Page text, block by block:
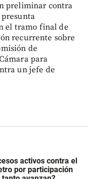
preliminar contra
el tramo final de
recurrente sobre
de
para
un jefe de
activos contra el
por participación